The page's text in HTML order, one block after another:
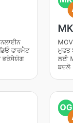
ਫਾਰਮੈਟ
ਭਰੋਸੇਯੋਗ
ਮੁਫਤ
ਲਈ
ਬਦਲੋ
OG